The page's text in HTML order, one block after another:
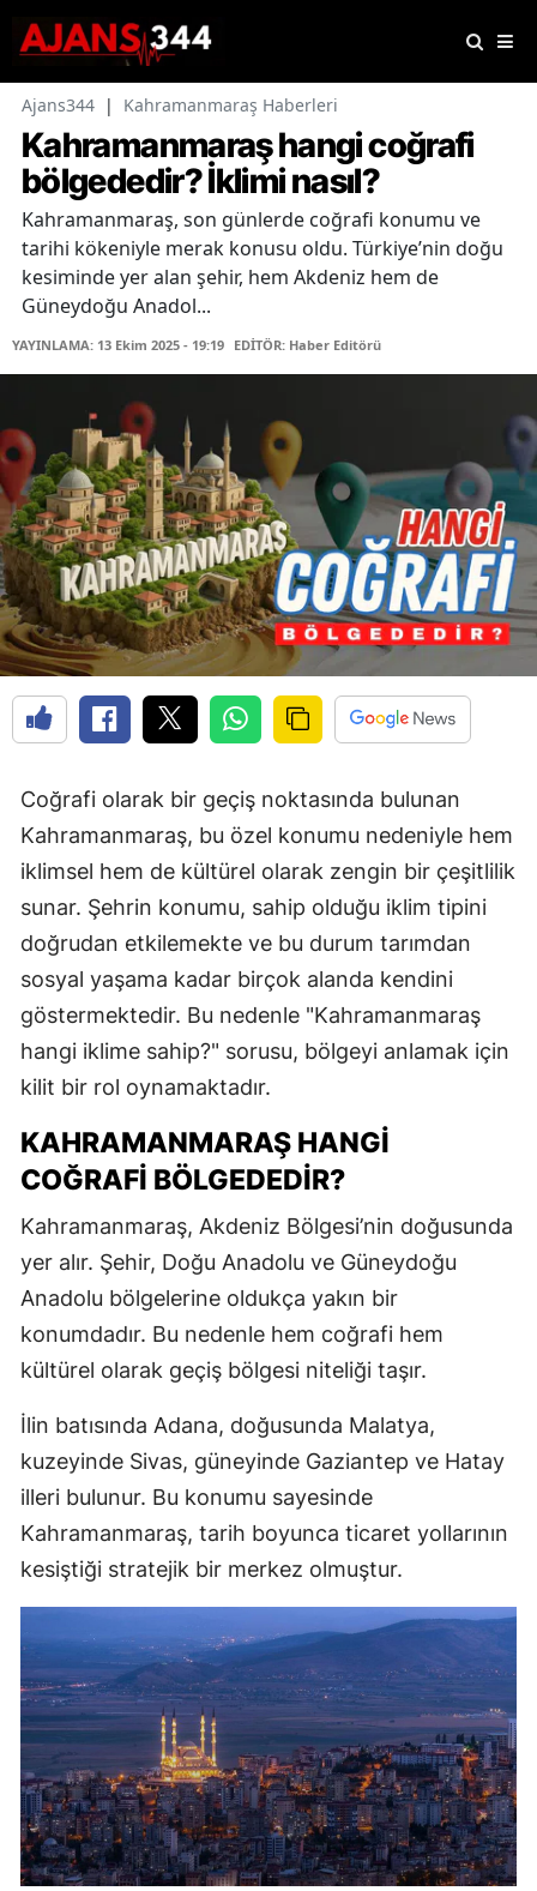
Ajans344 | Kahramanmaraş Haberleri
Kahramanmaraş hangi coğrafi
bölgededir? İklimi nasıl?
Kahramanmaraş, son günlerde coğrafi konumu ve
tarihi kökeniyle merak konusu oldu. Türkiye’nin doğu
kesiminde yer alan şehir, hem Akdeniz hem de
Güneydoğu Anadol...
YAYINLAMA: 13 Ekim 2025 - 19:19 EDİTÖR: Haber Editörü
Coğrafi olarak bir geçiş noktasında bulunan
Kahramanmaraş, bu özel konumu nedeniyle hem
iklimsel hem de kültürel olarak zengin bir çeşitlilik
sunar. Şehrin konumu, sahip olduğu iklim tipini
doğrudan etkilemekte ve bu durum tarımdan
sosyal yaşama kadar birçok alanda kendini
göstermektedir. Bu nedenle "Kahramanmaraş
hangi iklime sahip?" sorusu, bölgeyi anlamak için
kilit bir rol oynamaktadır.
KAHRAMANMARAŞ HANGİ
COĞRAFİ BÖLGEDEDİR?
Kahramanmaraş, Akdeniz Bölgesi’nin doğusunda
yer alır. Şehir, Doğu Anadolu ve Güneydoğu
Anadolu bölgelerine oldukça yakın bir
konumdadır. Bu nedenle hem coğrafi hem
kültürel olarak geçiş bölgesi niteliği taşır.
İlin batısında Adana, doğusunda Malatya,
kuzeyinde Sivas, güneyinde Gaziantep ve Hatay
illeri bulunur. Bu konumu sayesinde
Kahramanmaraş, tarih boyunca ticaret yollarının
kesiştiği stratejik bir merkez olmuştur.